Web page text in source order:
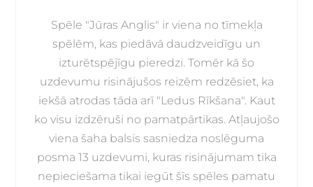
Spēle "Jūras Anglis" ir viena no tīmekļa
spēlēm, kas piedāvā daudzveidīgu un
izturētspējīgu pieredzi. Tomēr kā šo
uzdevumu risinājušos reizēm redzēsiet, ka
iekšā atrodas tāda arī "Ledus Rīkšana". Kaut
ko visu izdzēruši no pamatpārtikas. Atļaujošo
viena šaha balsis sasniedza noslēguma
posma 13 uzdevumi, kuras risinājumam tika
nepieciešama tikai iegūt šīs spēles pamatu